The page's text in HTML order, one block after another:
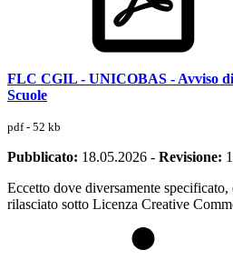
FLC CGIL - UNICOBAS - Avviso
Scuole
pdf - 52 kb
Pubblicato: 18.05.2026 - Revisione:
Eccetto dove diversamente specificato,
rilasciato sotto Licenza Creative